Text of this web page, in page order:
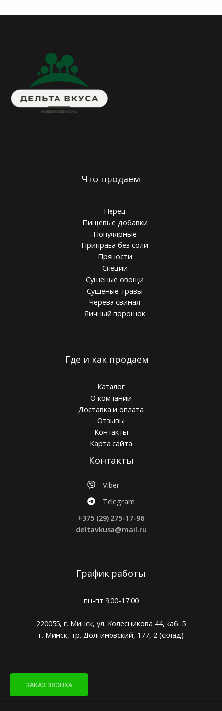
Что продаем
Перец
Пищевые добавки
Популярные
Приправа без соли
Пряности
Специи
Сушеные овощи
Сушеные травы
Черева свиная
Яичный порошок
Где и как продаем
Каталог
О компании
Доставка и оплата
Отзывы
Контакты
Карта сайта
Контакты
Viber
Telegram
+375 (29) 275-17-96
deltavkusa@mail.ru
График работы
пн-пт 9:00-17:00
220055, г. Минск, ул. Колесникова 44, каб. 5
г. Минск, тр. Долгиновский, 177, 2 (склад)
ЗАКАЗ ЗВОНКА